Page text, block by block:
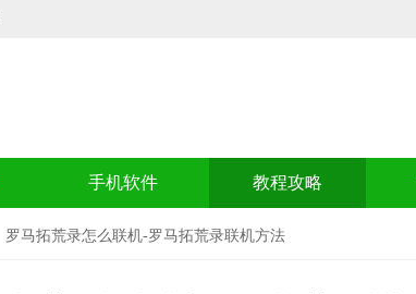
手机软件 教程攻略
罗马拓荒录怎么联机-罗马拓荒录联机方法